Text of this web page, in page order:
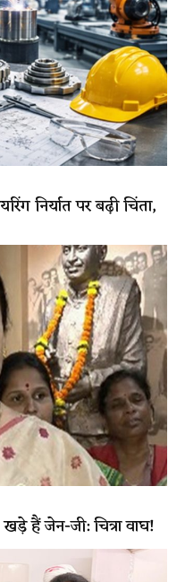
निर्यात पर बढ़ी चिंता,
हैं जेन-जी: चित्रा वाघ!